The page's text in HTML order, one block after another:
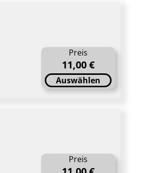
Preis
11,00 €
Auswählen
Preis